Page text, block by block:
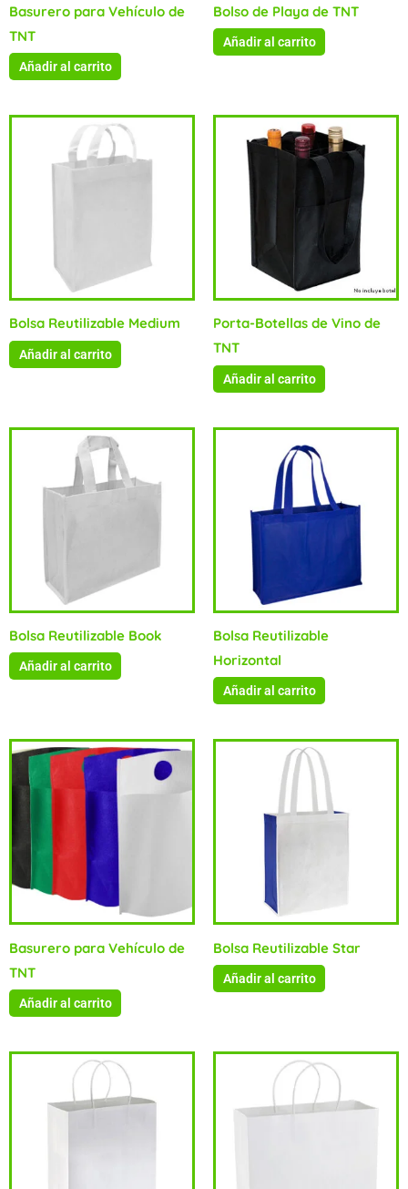
Basurero para Vehículo de
TNT
Añadir al carrito
Bolso de Playa de TNT
Añadir al carrito
Bolsa Reutilizable Medium
Añadir al carrito
Porta-Botellas de Vino de
TNT
Añadir al carrito
Bolsa Reutilizable Book
Añadir al carrito
Bolsa Reutilizable
Horizontal
Añadir al carrito
Basurero para Vehículo de
TNT
Añadir al carrito
Bolsa Reutilizable Star
Añadir al carrito